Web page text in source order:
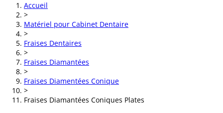
Accueil
>
Matériel pour Cabinet Dentaire
>
Fraises Dentaires
>
Fraises Diamantées
>
Fraises Diamentées Conique
>
Fraises Diamantées Coniques Plates